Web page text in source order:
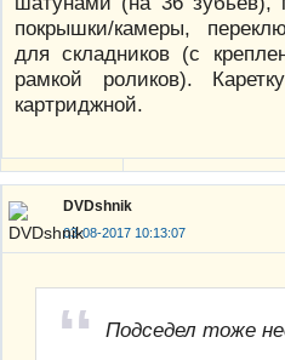
покрышки/камеры,
для складников (с
рамкой роликов).
картриджной.
DVDshnik
03-08-2017 10:13:07
Подседел тоже